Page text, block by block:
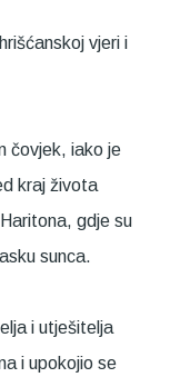
vjeri i
čovjek, iako je
kraj života
gdje su
sunca.
i utješitelja
i upokojio se